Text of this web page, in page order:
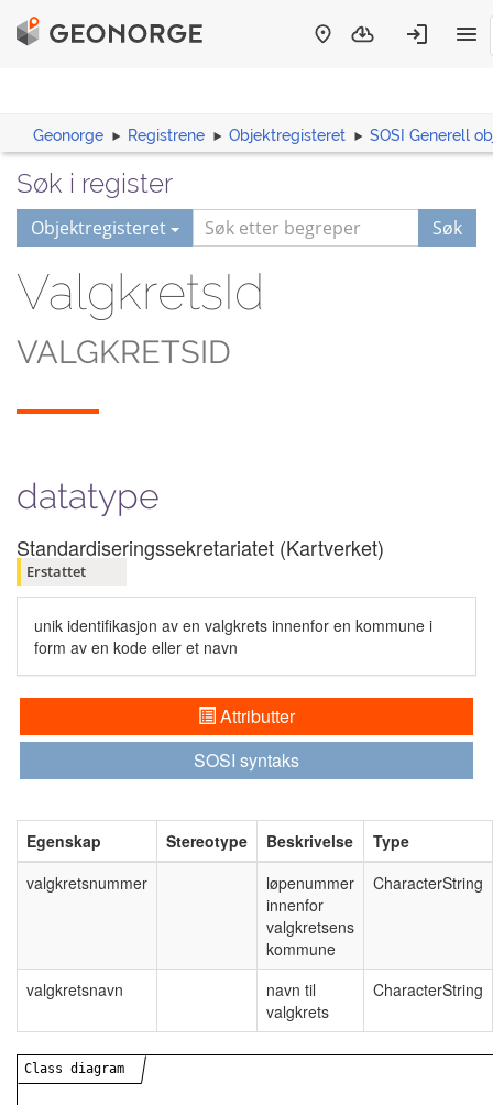
Geonorge Registrene Objektregisteret SOSI Generell
Søk i register
Objektregisteret Søk
ValgkretsId
VALGKRETSID
datatype
Standardiseringssekretariatet (Kartverket)
Erstattet
unik identifikasjon av en valgkrets innenfor en kommune i
form av en kode eller et navn
Attributter
SOSI syntaks
Egenskap Stereotype Beskrivelse
Type
valgkretsnummer
løpenummer
innenfor
valgkretsens
kommune
CharacterString
valgkretsnavn
navn til
valgkrets
CharacterString